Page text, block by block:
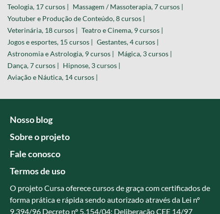
Teologia, 17 cursos | Massagem / Massoterapia, 7 cursos |
Youtuber e Produção de Conteúdo, 8 cursos |
Veterinária, 18 cursos | Teatro e Cinema, 9 cursos |
Jogos e esportes, 15 cursos | Gestantes, 4 cursos |
Astronomia e Astrologia, 9 cursos | Mágica, 3 cursos |
Dança, 7 cursos | Hipnose, 3 cursos |
Aviação e Náutica, 14 cursos |
Nosso blog
Sobre o projeto
Fale conosco
Termos de uso
O projeto Cursa oferece cursos de graça com certificados de
forma prática e rápida sendo autorizado através da Lei nº
9.394/96 Decreto nº 5.154/04; Deliberação CEE 14/97